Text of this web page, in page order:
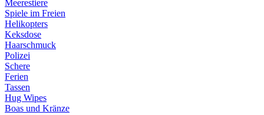
Meerestiere
Spiele im Freien
Helikopters
Keksdose
Haarschmuck
Polizei
Schere
Ferien
Tassen
Hug Wipes
Boas und Kränze